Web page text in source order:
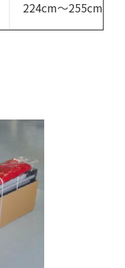
224cm～255cm